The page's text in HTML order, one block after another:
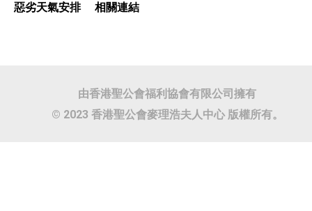
惡劣天氣安排
相關連結
由香港聖公會福利協會有限公司擁有
© 2023 香港聖公會麥理浩夫人中心 版權所有。